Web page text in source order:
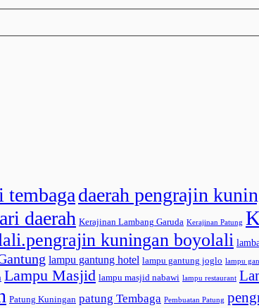
tembagadaerah pengrajin
daerah Kerajinan Lambang Garuda Kerajinan Patung
kuningan boyolali
lampu gantung hotel lampu gantung joglo lampu
Lampu Masjid lampu masjid nabawi lampu restaurant
Patung Kuningan patung Tembaga Pembuatan Patung